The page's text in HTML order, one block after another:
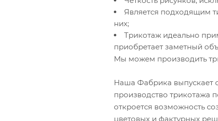
Является подходящим
них;
Трикотаж идеально
приобретает заметный
Мы можем производить
Наша Фабрика выпускает
производство трикотажа
откроется возможность
цветовых и фактурных